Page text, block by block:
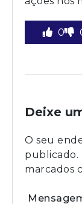
0
Deixe
O seu
publicado.
marcados